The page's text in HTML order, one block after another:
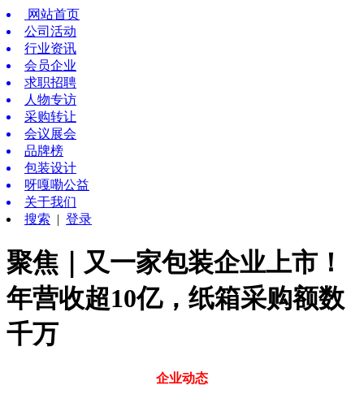
网站首页
公司活动
行业资讯
会员企业
求职招聘
人物专访
采购转让
会议展会
品牌榜
包装设计
呀嘎嘞公益
关于我们
搜索 | 登录
聚焦｜又一家包装企业上市！
年营收超10亿，纸箱采购额数
千万
企业动态